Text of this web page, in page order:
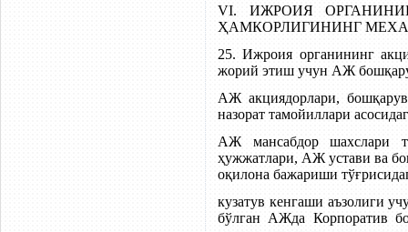
VI. ИЖРОИЯ
ҲАМКОРЛИГИНИНГ
25. Ижроия органининг
жорий этиш учун АЖ
АЖ акциядорлари,
назорат тамойиллари
АЖ мансабдор шахслари
ҳужжатлари, АЖ устави ва
оқилона бажариши
кузатув кенгаши аъзолиги
бўлган АЖда Корпоратив